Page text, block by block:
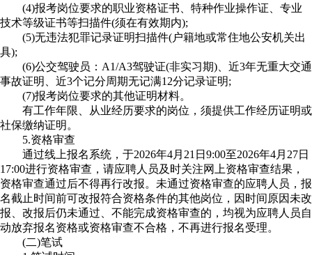
(4)报考岗位要求的职业资格证书、特种作业操作证、专业
技术等级证书等扫描件(须在有效期内);
(5)无违法犯罪记录证明扫描件(户籍地或常住地公安机关出
具);
(6)公交驾驶员：A1/A3驾驶证(非实习期)、近3年无重大交通
事故证明、近3个记分周期无记满12分记录证明;
(7)报考岗位要求的其他证明材料。
有工作年限、从业经历要求的岗位，须提供工作经历证明或
社保缴纳证明。
5.资格审查
通过线上报名系统，于2026年4月21日9:00至2026年4月27日
17:00进行资格审查，请应聘人员及时关注网上资格审查结果，
资格审查通过后不得再行改报。未通过资格审查的应聘人员，报
名截止时间前可改报符合资格条件的其他岗位，因时间原因未改
报、改报后仍未通过、不能完成资格审查的，均视为应聘人员自
动放弃报名资格或资格审查不合格，不再进行报名受理。
(二)笔试